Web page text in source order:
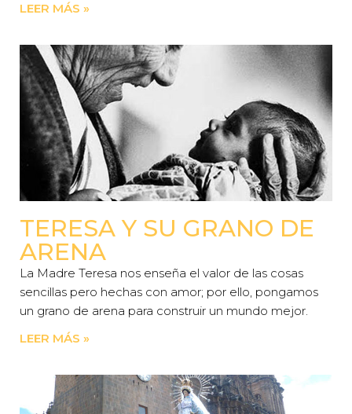
LEER MÁS »
TERESA Y SU GRANO DE
ARENA
La Madre Teresa nos enseña el valor de las cosas
sencillas pero hechas con amor; por ello, pongamos
un grano de arena para construir un mundo mejor.
LEER MÁS »